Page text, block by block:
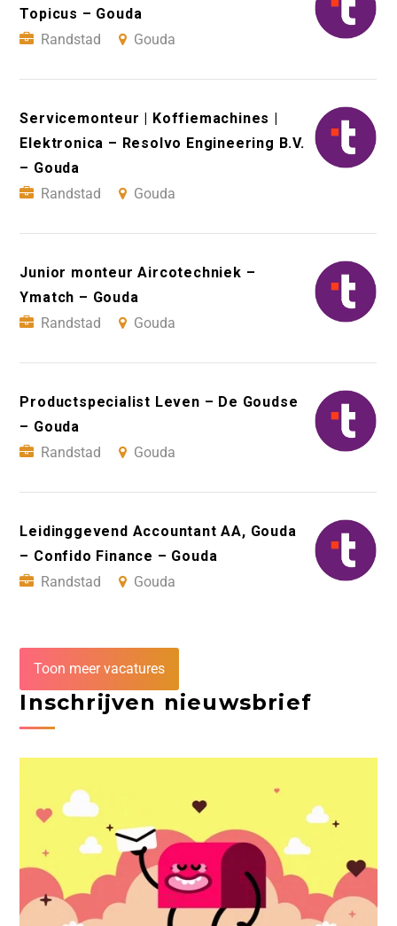
Topicus – Gouda
Randstad
Gouda
Servicemonteur | Koffiemachines |
Elektronica – Resolvo Engineering B.V.
– Gouda
Randstad
Gouda
Junior monteur Aircotechniek –
Ymatch – Gouda
Randstad
Gouda
Productspecialist Leven – De Goudse
– Gouda
Randstad
Gouda
Leidinggevend Accountant AA, Gouda
– Confido Finance – Gouda
Randstad
Gouda
Toon meer vacatures
Inschrijven nieuwsbrief